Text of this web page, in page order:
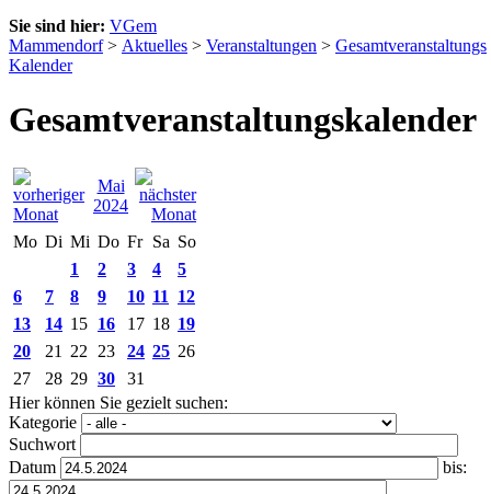
Sie sind hier: VGem
Mammendorf> Aktuelles > Veranstaltungen > Gesamtveranstaltungs
Kalender
Gesamtveranstaltungskalender
Mai
2024
Mo Di Mi Do Fr Sa So
1
2 3 4
5
6
7 8 9 10 11
12
13
14 15 16 17 18 19
20
21 22 23 24 25 26
27
28 29 30
31
Hier können Sie gezielt suchen:
Kategorie
Suchwort
Datum
bis: